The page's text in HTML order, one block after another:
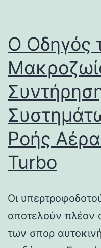
Ο Οδηγός
Ροής
Turbo
Οι
αποτελούν πλέον
των σπορ